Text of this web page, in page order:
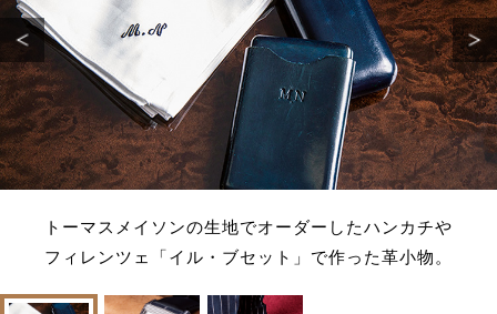
トーマスメイソンの生地でオーダーしたハンカチや
フィレンツェ「イル・ブセット」で作った革小物。